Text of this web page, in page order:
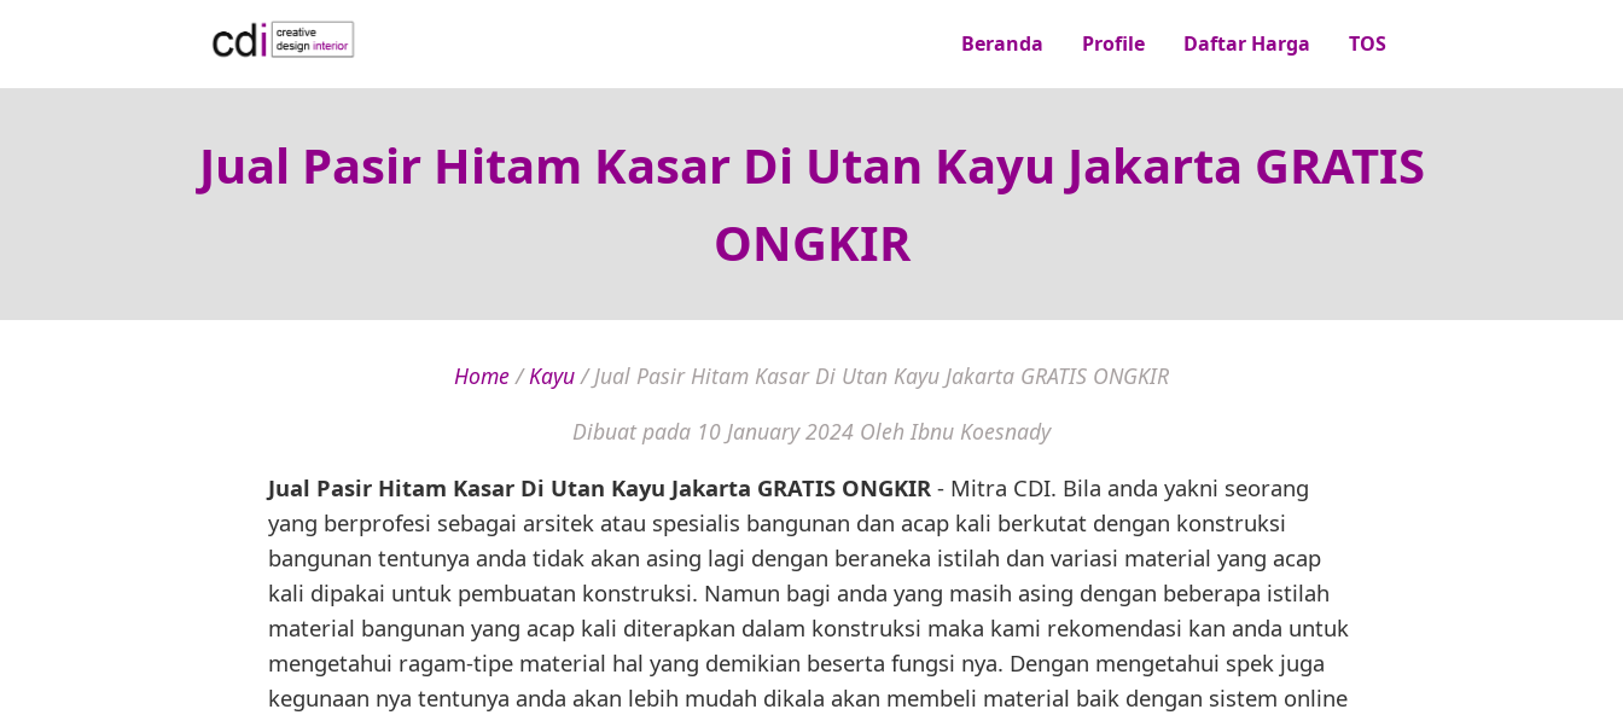
Beranda Profile Daftar Harga TOS
Jual Pasir Hitam Kasar Di Utan Kayu Jakarta GRATIS
ONGKIR
Home/Kayu/Jual Pasir Hitam Kasar Di Utan Kayu Jakarta GRATIS ONGKIR
Dibuat pada 10 January 2024 Oleh Ibnu Koesnady
Jual Pasir Hitam Kasar Di Utan Kayu Jakarta GRATIS ONGKIR - Mitra CDI. Bila anda yakni seorang
yang berprofesi sebagai arsitek atau spesialis bangunan dan acap kali berkutat dengan konstruksi
bangunan tentunya anda tidak akan asing lagi dengan beraneka istilah dan variasi material yang acap
kali dipakai untuk pembuatan konstruksi. Namun bagi anda yang masih asing dengan beberapa istilah
material bangunan yang acap kali diterapkan dalam konstruksi maka kami rekomendasi kan anda untuk
mengetahui ragam-tipe material hal yang demikian beserta fungsi nya. Dengan mengetahui spek juga
kegunaan nya tentunya anda akan lebih mudah dikala akan membeli material baik dengan sistem online